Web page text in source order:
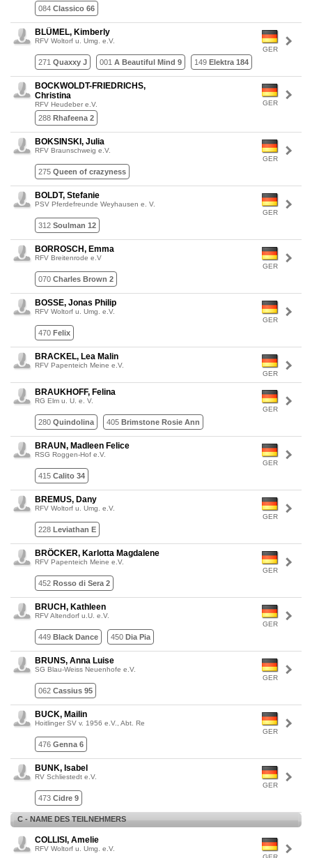
084 Classico 66
GER
BLÜMEL, Kimberly
RFV Woltorf u. Umg. e.V.
271 Quaxxy J 001 A Beautiful Mind 9 149 Elektra 184
GER
BOCKWOLDT-FRIEDRICHS,
Christina
RFV Heudeber e.V.
288 Rhafeena 2
GER
BOKSINSKI, Julia
RFV Braunschweig e.V.
275 Queen of crazyness
GER
BOLDT, Stefanie
PSV Pferdefreunde Weyhausen e. V.
312 Soulman 12
GER
BORROSCH, Emma
RFV Breitenrode e.V
070 Charles Brown 2
GER
BOSSE, Jonas Philip
RFV Woltorf u. Umg. e.V.
470 Felix
GER
BRACKEL, Lea Malin
RFV Papenteich Meine e.V.
GER
BRAUKHOFF, Felina
RG Elm u. U. e. V.
280 Quindolina 405 Brimstone Rosie Ann
GER
BRAUN, Madleen Felice
RSG Roggen-Hof e.V.
415 Calito 34
GER
BREMUS, Dany
RFV Woltorf u. Umg. e.V.
228 Leviathan E
GER
BRÖCKER, Karlotta Magdalene
RFV Papenteich Meine e.V.
452 Rosso di Sera 2
GER
BRUCH, Kathleen
RFV Altendorf u.U. e.V.
449 Black Dance 450 Dia Pia
GER
BRUNS, Anna Luise
SG Blau-Weiss Neuenhofe e.V.
062 Cassius 95
GER
BUCK, Mailin
Hoitlinger SV v. 1956 e.V., Abt. Re
476 Genna 6
GER
BUNK, Isabel
RV Schliestedt e.V.
473 Cidre 9
C - NAME DES TEILNEHMERS
COLLISI, Amelie
RFV Woltorf u. Umg. e.V.